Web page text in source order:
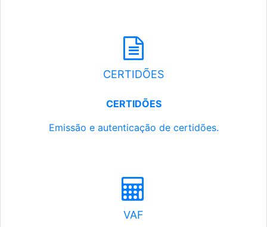
CERTIDÕES
CERTIDÕES
Emissão e autenticação de certidões.
VAF